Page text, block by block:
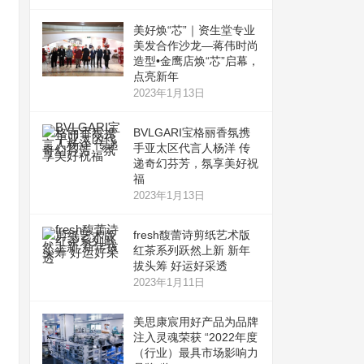
美好焕“芯”｜资生堂专业
美发合作沙龙—蒋伟时尚
造型•金鹰店焕“芯”启幕，
点亮新年
2023年1月13日
BVLGARI宝格丽香氛携
手亚太区代言人杨洋 传
递奇幻芬芳，氛享美好祝
福
2023年1月13日
fresh馥蕾诗剪纸艺术版
红茶系列跃然上新 新年
拔头筹 好运好采透
2023年1月11日
美思康宸用好产品为品牌
注入灵魂荣获 “2022年度
（行业）最具市场影响力